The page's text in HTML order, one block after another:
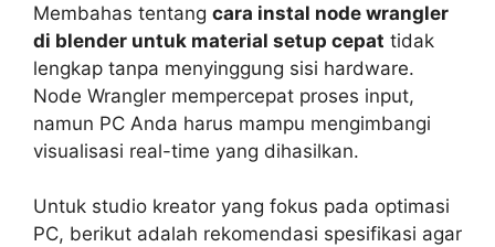
Membahas tentang cara instal node wrangler
di blender untuk material setup cepat tidak
lengkap tanpa menyinggung sisi hardware.
Node Wrangler mempercepat proses input,
namun PC Anda harus mampu mengimbangi
visualisasi real-time yang dihasilkan.
Untuk studio kreator yang fokus pada optimasi
PC, berikut adalah rekomendasi spesifikasi agar